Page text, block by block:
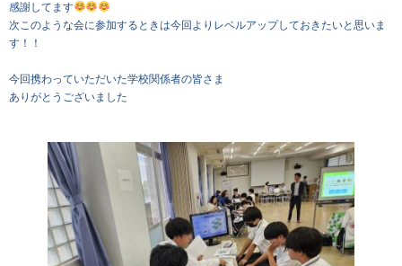
感謝してます
次このような会に参加するときは今回よりレベルアップしておきたいと思いま
す！！
今回携わっていただいた学校関係者の皆さま
ありがとうございました